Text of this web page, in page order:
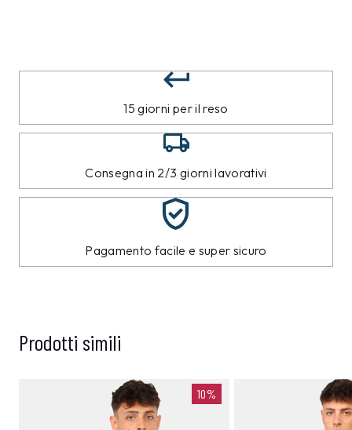
15 giorni per il reso
Consegna in 2/3 giorni lavorativi
Pagamento facile e super sicuro
Prodotti simili
10%